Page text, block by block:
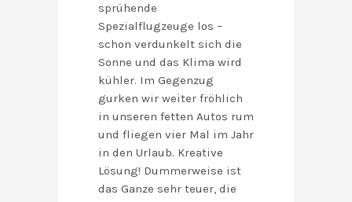
sprühende
Spezialflugzeuge los –
schon verdunkelt sich die
Sonne und das Klima wird
kühler. Im Gegenzug
gurken wir weiter fröhlich
in unseren fetten Autos rum
und fliegen vier Mal im Jahr
in den Urlaub. Kreative
Lösung! Dummerweise ist
das Ganze sehr teuer, die